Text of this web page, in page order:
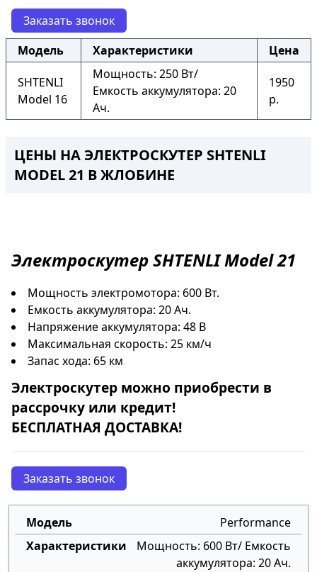
Заказать звонок
Модель
Характеристики Цена
SHTENLI
Model 16
Мощность: 250 Вт/
Емкость аккумулятора: 20
Ач.
1950
р.
ЦЕНЫ НА ЭЛЕКТРОСКУТЕР SHTENLI
MODEL 21 В ЖЛОБИНЕ
ЭлектроскутерSHTENLI Model 21
Мощность электромотора: 600 Вт.
Емкость аккумулятора: 20 Ач.
Напряжение аккумулятора: 48 В
Максимальная скорость: 25 км/ч
Запас хода: 65 км
Электроскутер можно приобрести в
рассрочку или кредит!
БЕСПЛАТНАЯ ДОСТАВКА!
Заказать звонок
Performance
Мощность: 600 Вт/ Емкость
аккумулятора: 20 Ач.